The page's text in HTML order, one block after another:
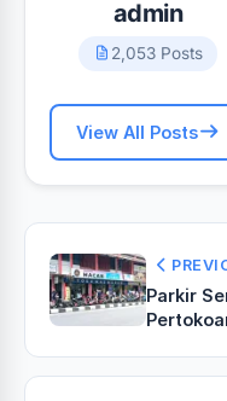
admin
2,053 Posts
View All Posts
Parkir